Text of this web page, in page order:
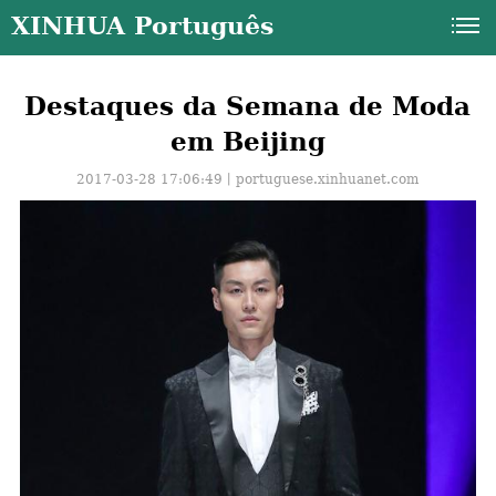
XINHUA Português
Destaques da Semana de Moda
em Beijing
2017-03-28 17:06:49丨portuguese.xinhuanet.com